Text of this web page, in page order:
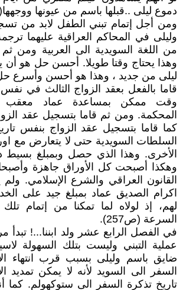
دموع ليلى ..قبلها باسم من عيونها
ومن أجل إتمام تبني الطفل لابد من
وليلى في المحاكم العراقية عليهما
من اللغة السويدية الى العربية ومن
وهذا يحتاج وقتا طويلا. أحسن حل هو أن
ليلى من جديد ، وهذا هو أحسن وأسرع
قاما بالفعل بعقد الزواج الثالث في
وقت ممكن بمساعدة عماد معقب
المحكمة. ومن ثم قاما بتسجيل عقد
كما قاما بتسجيل عقد الزواج بنفس
السلطات السويدية حتى لا يتعارض مع
الأخرى. وهذا الذي حصل وبمبلغ
وهكذا أصبحت كل الأوراق جاهزة
القانون العراقي والشرع الإسلامي.
اكرام الصديق عماد بمبلغ جيد على
لهم، إذ لولاه لما تمكنا من إتمام تلك
السرعة (ص257).
في الفصل الرابع عشر ولد ابننا...!
عملية التبني وليست بتلك السهولة
ضايق باسم وليلى بسبب قرب انتهاء
السفر الى السويد لأنه لا يمكن تمديد
تاريخ تذكرة السفر الى ستوكهولم. كما